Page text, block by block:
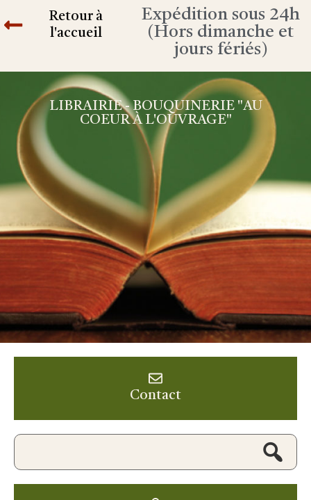
Retour à
l'accueil
Expédition sous 24h
(Hors dimanche et
jours fériés)
LIBRAIRIE - BOUQUINERIE "AU
COEUR À L'OUVRAGE"
Contact